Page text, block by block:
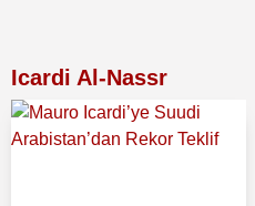
Icardi Al-Nassr